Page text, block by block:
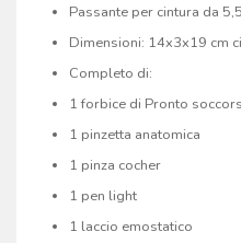
Passante per cintura da
Dimensioni: 14x3x19 cm
Completo di:
1 forbice di Pronto
1 pinzetta anatomica
1 pinza cocher
1 pen light
1 laccio emostatico